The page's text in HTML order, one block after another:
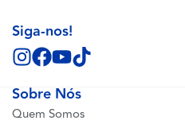
Sobre Nós
Quem Somos
Siga-nos!